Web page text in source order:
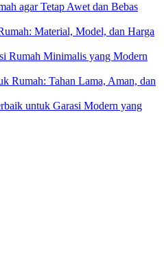
agar Tetap Awet dan Bebas
Material, Model, dan Harga
Rumah Minimalis yang Modern
Rumah: Tahan Lama, Aman, dan
untuk Garasi Modern yang